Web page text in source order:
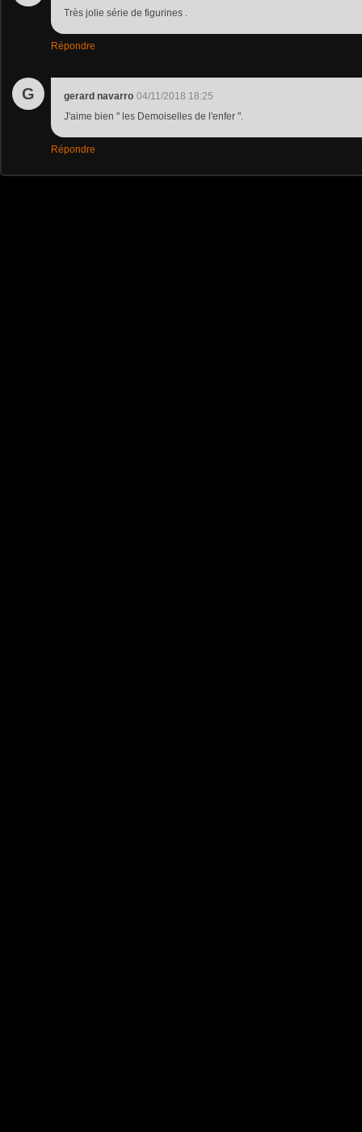
Très jolie série de figurines .
Répondre
G gerard navarro 04/11/2018 18:25
J'aime bien " les Demoiselles de l'enfer ".
Répondre